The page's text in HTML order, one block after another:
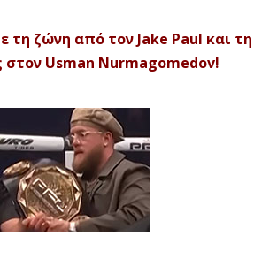
τη ζώνη από τον Jake Paul και τη
στον Usman Nurmagomedov!